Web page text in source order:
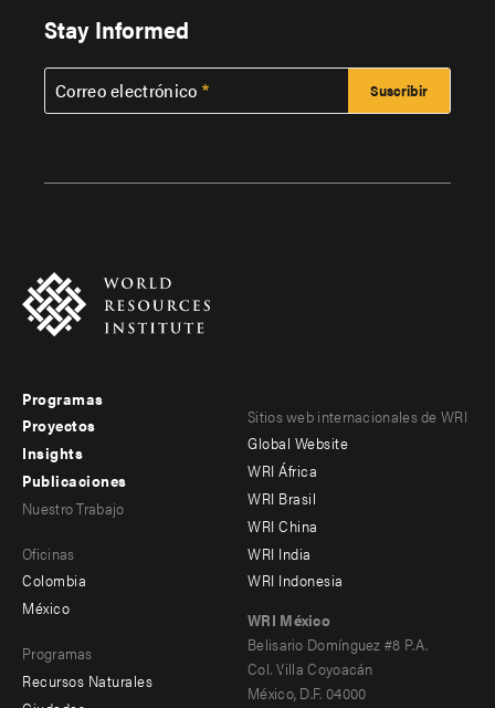
Stay Informed
Correo electrónico
Footer
menu
-
Programas
Proyectos
Insights
Publicaciones
menu
-
Nuestro Trabajo
Oficinas
Colombia
México
Programas
Recursos Naturales
Footer
menu
-
Offices
Sitios web internacionales de WRI
Global Website
WRI África
WRI Brasil
WRI China
WRI India
WRI Indonesia
WRI México
Belisario Domínguez #8 P.A.
Col. Villa Coyoacán
México, D.F. 04000